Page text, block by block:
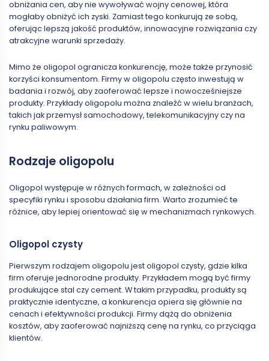
obniżania cen, aby nie wywoływać wojny cenowej, która
mogłaby obniżyć ich zyski. Zamiast tego konkurują ze sobą,
oferując lepszą jakość produktów, innowacyjne rozwiązania czy
atrakcyjne warunki sprzedaży.
Mimo że oligopol ogranicza konkurencję, może także przynosić
korzyści konsumentom. Firmy w oligopolu często inwestują w
badania i rozwój, aby zaoferować lepsze i nowocześniejsze
produkty. Przykłady oligopolu można znaleźć w wielu branżach,
takich jak przemysł samochodowy, telekomunikacyjny czy na
rynku paliwowym.
Rodzaje oligopolu
Oligopol występuje w różnych formach, w zależności od
specyfiki rynku i sposobu działania firm. Warto zrozumieć te
różnice, aby lepiej orientować się w mechanizmach rynkowych.
Oligopol czysty
Pierwszym rodzajem oligopolu jest oligopol czysty, gdzie kilka
firm oferuje jednorodne produkty. Przykładem mogą być firmy
produkujące stal czy cement. W takim przypadku, produkty są
praktycznie identyczne, a konkurencja opiera się głównie na
cenach i efektywności produkcji. Firmy dążą do obniżenia
kosztów, aby zaoferować najniższą cenę na rynku, co przyciąga
klientów.